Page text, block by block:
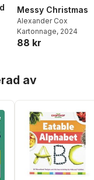
Messy Christmas
Alexander Cox
Kartonnage, 2024
88 kr
av